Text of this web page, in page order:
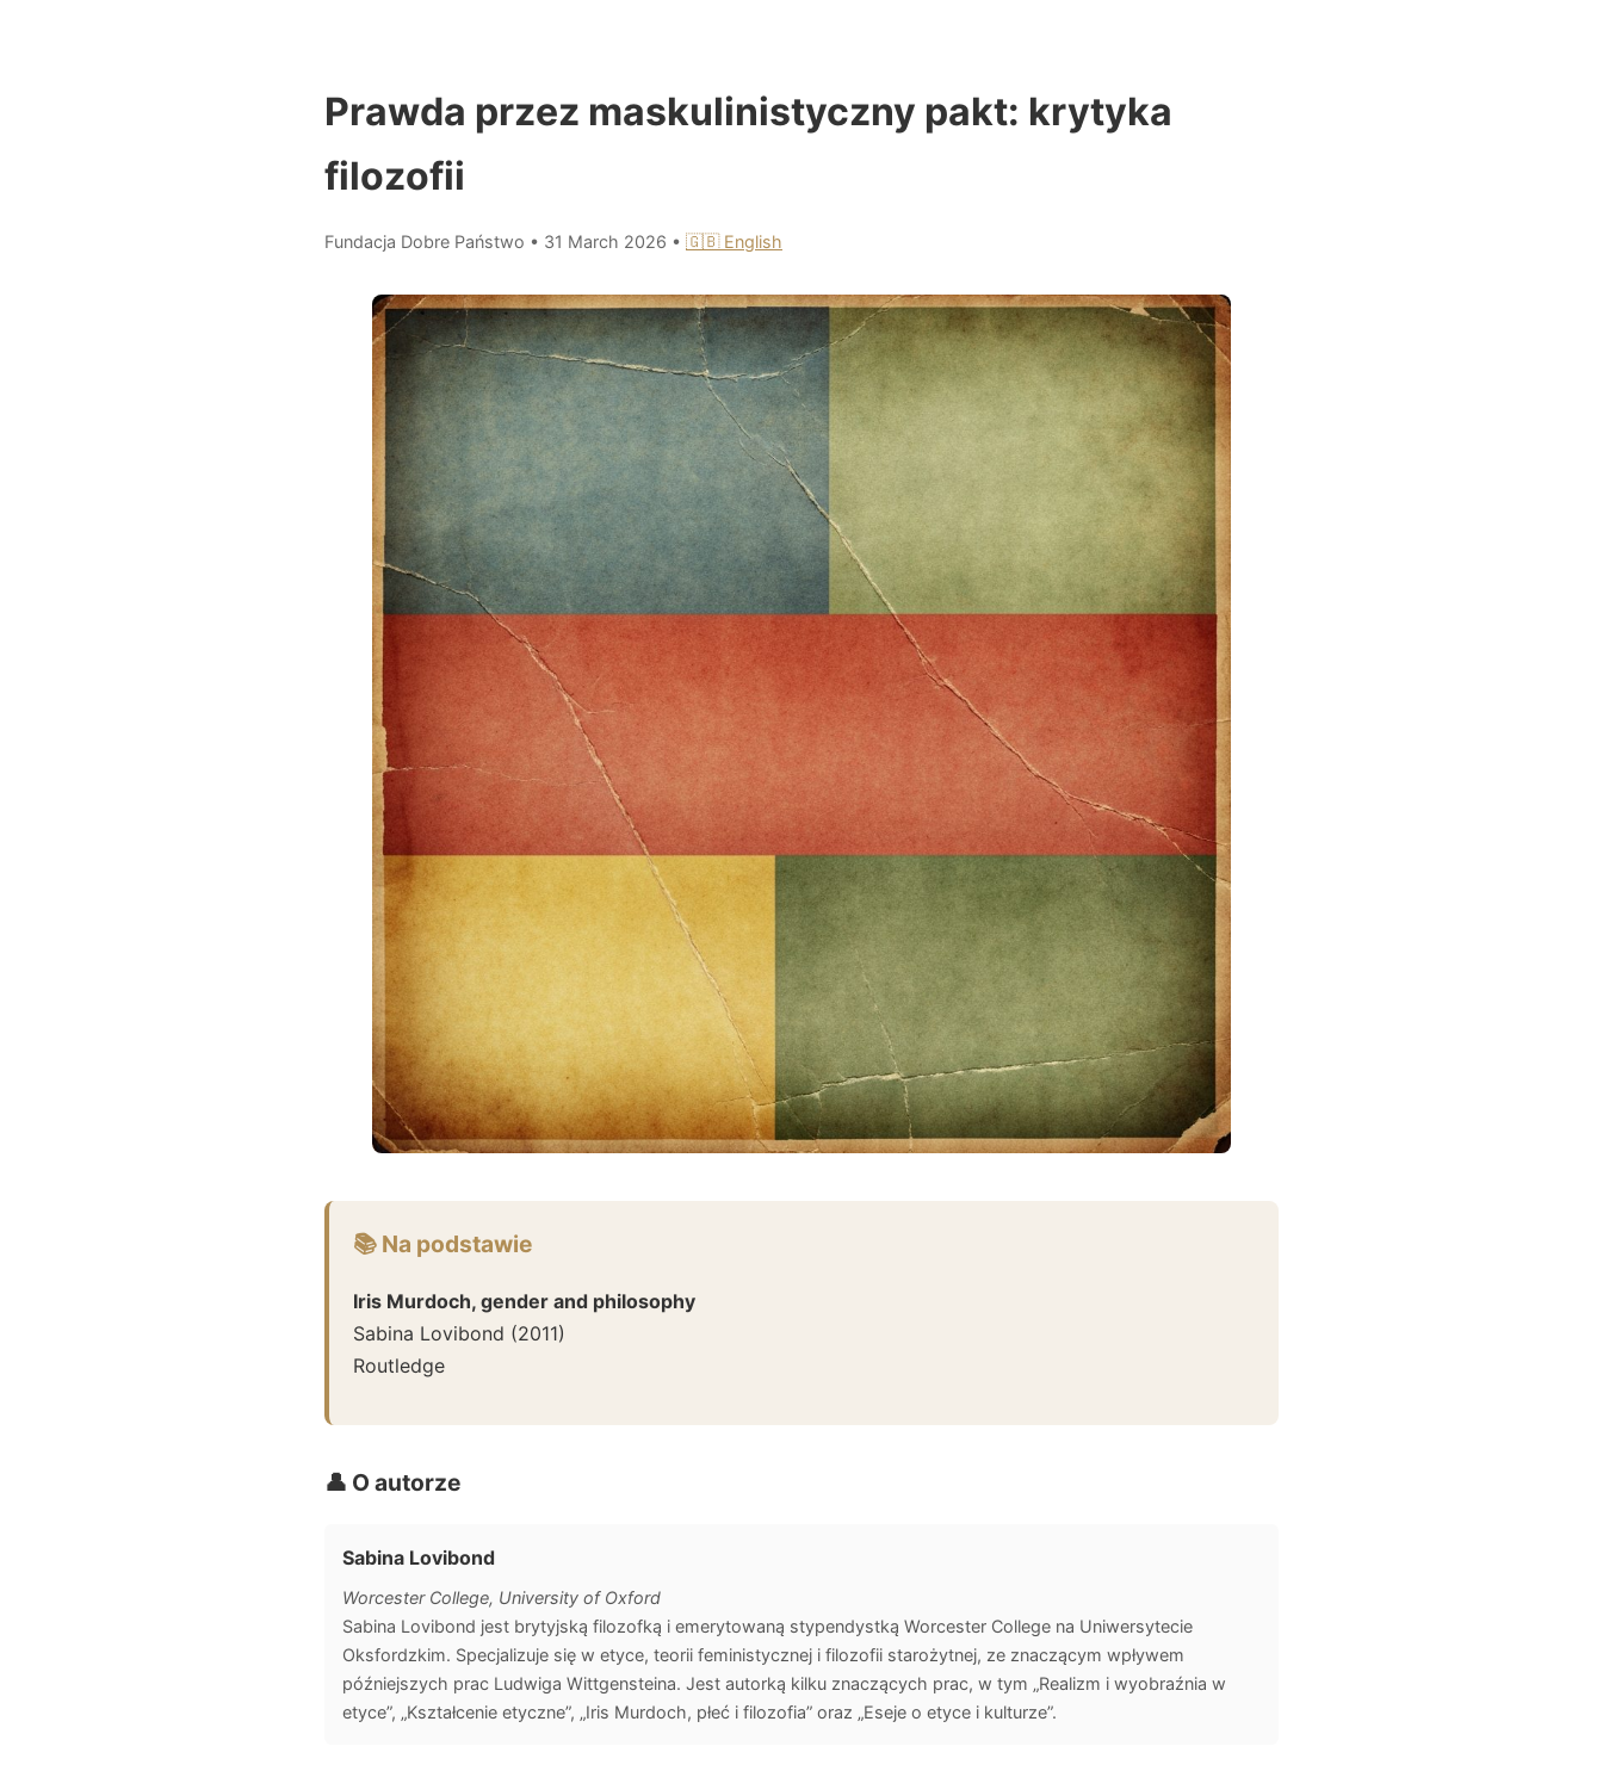
Prawda przez maskulinistyczny pakt: krytyka
filozofii
Fundacja Dobre Państwo • 31 March 2026 • 🇬🇧 English
📚 Na podstawie
Iris Murdoch, gender and philosophy
Sabina Lovibond (2011)
Routledge
👤 O autorze
Sabina Lovibond
Worcester College, University of Oxford
Sabina Lovibond jest brytyjską filozofką i emerytowaną stypendystką Worcester College na Uniwersytecie
Oksfordzkim. Specjalizuje się w etyce, teorii feministycznej i filozofii starożytnej, ze znaczącym wpływem
późniejszych prac Ludwiga Wittgensteina. Jest autorką kilku znaczących prac, w tym „Realizm i wyobraźnia w
etyce”, „Kształcenie etyczne”, „Iris Murdoch, płeć i filozofia” oraz „Eseje o etyce i kulturze”.